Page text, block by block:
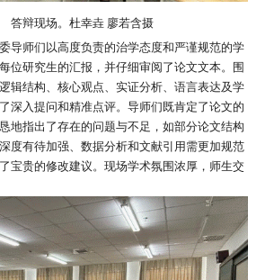
答辩现场。杜幸垚 廖若含摄
导师们以高度负责的治学态度和严谨规范的学
位研究生的汇报，并仔细审阅了论文文本。围
辑结构、核心观点、实证分析、语言表达及学
深入提问和精准点评。导师们既肯定了论文的
地指出了存在的问题与不足，如部分论文结构
度有待加强、数据分析和文献引用需更加规范
宝贵的修改建议。现场学术氛围浓厚，师生交